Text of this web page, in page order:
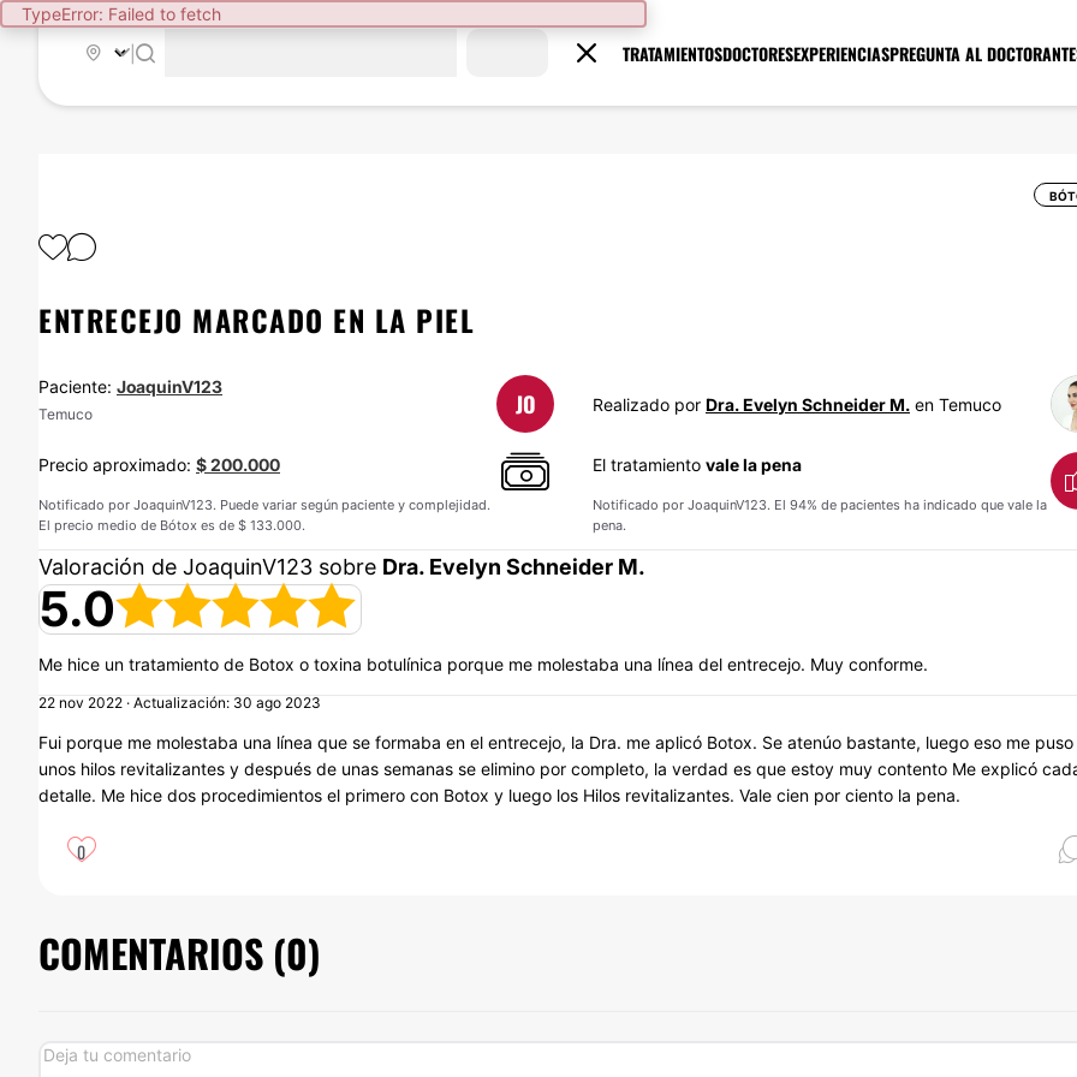
TypeError: Failed to fetch
TRATAMIENTOSDOCTORESEXPERIENCIASPREGUNTA AL DOCTOR
ENTRECEJO MARCADO EN LA PIEL
Paciente: JoaquinV123
Temuco JO Realizado por Dra. Evelyn Schneider M. en Temuco
Precio aproximado: $ 200.000
Notificado por JoaquinV123. Puede variar según paciente y complejidad.
El precio medio de Bótox es de $ 133.000.
El tratamiento vale la pena
Notificado por JoaquinV123. El 94% de pacientes ha indicado que vale la
pena.
Valoración de JoaquinV123 sobre Dra. Evelyn Schneider M.
5.0
Me hice un tratamiento de Botox o toxina botulínica porque me molestaba una línea del entrecejo. Muy conforme.
22 nov 2022 · Actualización: 30 ago 2023
Fui porque me molestaba una línea que se formaba en el entrecejo, la Dra. me aplicó Botox. Se atenúo bastante, luego eso me puso
unos hilos revitalizantes y después de unas semanas se elimino por completo, la verdad es que estoy muy contento Me explicó
detalle. Me hice dos procedimientos el primero con Botox y luego los Hilos revitalizantes. Vale cien por ciento la pena.
0
COMENTARIOS (0)